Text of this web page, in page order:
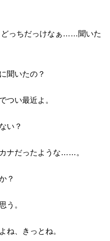
どっちだっけなぁ……聞いた
聞いたの？
つい最近よ。
い？
ナだったような……。
？
う。
ね、きっとね。